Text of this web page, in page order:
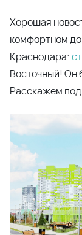
Хорошая
комфортном
Краснодара:
Восточный! Он
Расскажем